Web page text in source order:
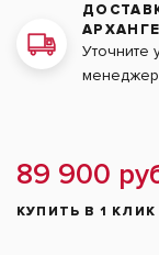
Уточните
89 900
КУПИТЬ В 1 КЛИК